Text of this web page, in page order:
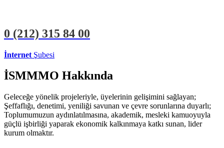
0 (212) 315 84 00
İnternet Şubesi
İSMMMO Hakkında
Geleceğe yönelik projeleriyle, üyelerinin gelişimini sağlayan;
Şeffaflığı, denetimi, yeniliği savunan ve çevre sorunlarına duyarlı;
Toplumumuzun aydınlatılmasına, akademik, mesleki kamuoyuyla
güçlü işbirliği yaparak ekonomik kalkınmaya katkı sunan, lider
kurum olmaktır.